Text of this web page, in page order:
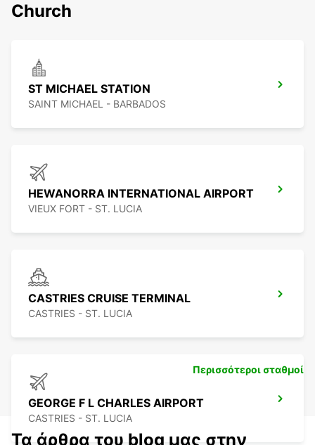
Church
ST MICHAEL STATION
SAINT MICHAEL - BARBADOS
HEWANORRA INTERNATIONAL AIRPORT
VIEUX FORT - ST. LUCIA
CASTRIES CRUISE TERMINAL
CASTRIES - ST. LUCIA
GEORGE F L CHARLES AIRPORT
CASTRIES - ST. LUCIA
Περισσότεροι σταθμοί
Τα άρθρα του blog μας στην